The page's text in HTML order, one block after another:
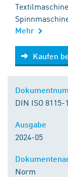
Mehr
Kaufen bei
Kaufen
DIN ISO 8115-1
2024-05
Norm